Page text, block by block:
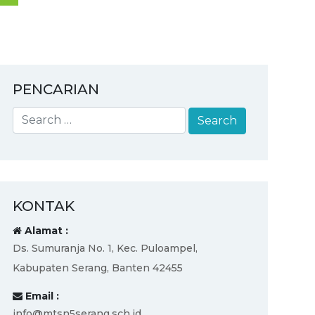
PENCARIAN
KONTAK
Alamat :
Ds. Sumuranja No. 1, Kec. Puloampel,
Kabupaten Serang, Banten 42455
Email :